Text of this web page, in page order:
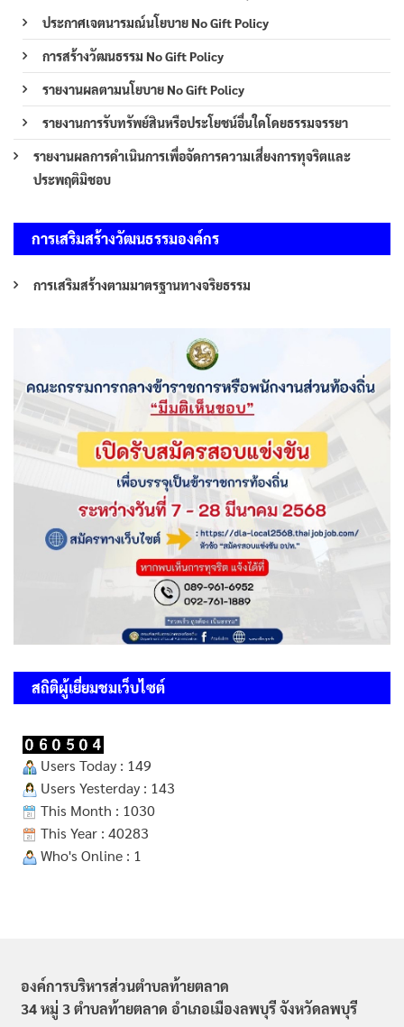
ประกาศเจตนารมณ์นโยบาย No Gift Policy
การสร้างวัฒนธรรม No Gift Policy
รายงานผลตามนโยบาย No Gift Policy
รายงานการรับทรัพย์สินหรือประโยชน์อื่นใดโดยธรรมจรรยา
รายงานผลการดำเนินการเพื่อจัดการความเสี่ยงการทุจริตและ
ประพฤติมิชอบ
การเสริมสร้างวัฒนธรรมองค์กร
การเสริมสร้างตามมาตรฐานทางจริยธรรม
สถิติผู้เยี่ยมชมเว็บไซต์
Users Today : 149
Users Yesterday : 143
This Month : 1030
This Year : 40283
Who's Online : 1
องค์การบริหารส่วนตำบลท้ายตลาด
34 หมู่ 3 ตำบลท้ายตลาด อำเภอเมืองลพบุรี จังหวัดลพบุรี